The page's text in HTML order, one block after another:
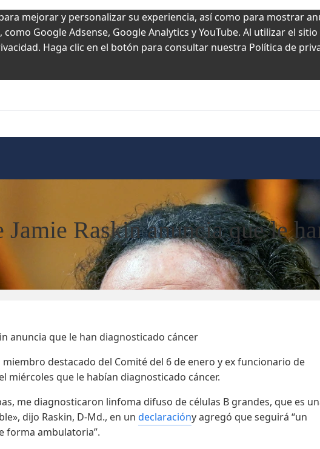
mejorar y personalizar su experiencia, así como para mostrar
Google Adsense, Google Analytics y YouTube. Al utilizar el
Haga clic en el botón para consultar nuestra Política de
Jamie Raskin anuncia que le
anuncia que le han diagnosticado cáncer
miembro destacado del Comité del 6 de enero y ex funcionario de
miércoles que le habían diagnosticado cáncer.
me diagnosticaron linfoma difuso de células B grandes, que es
dijo Raskin, D-Md., en un declaracióny agregó que seguirá “un
forma ambulatoria”.